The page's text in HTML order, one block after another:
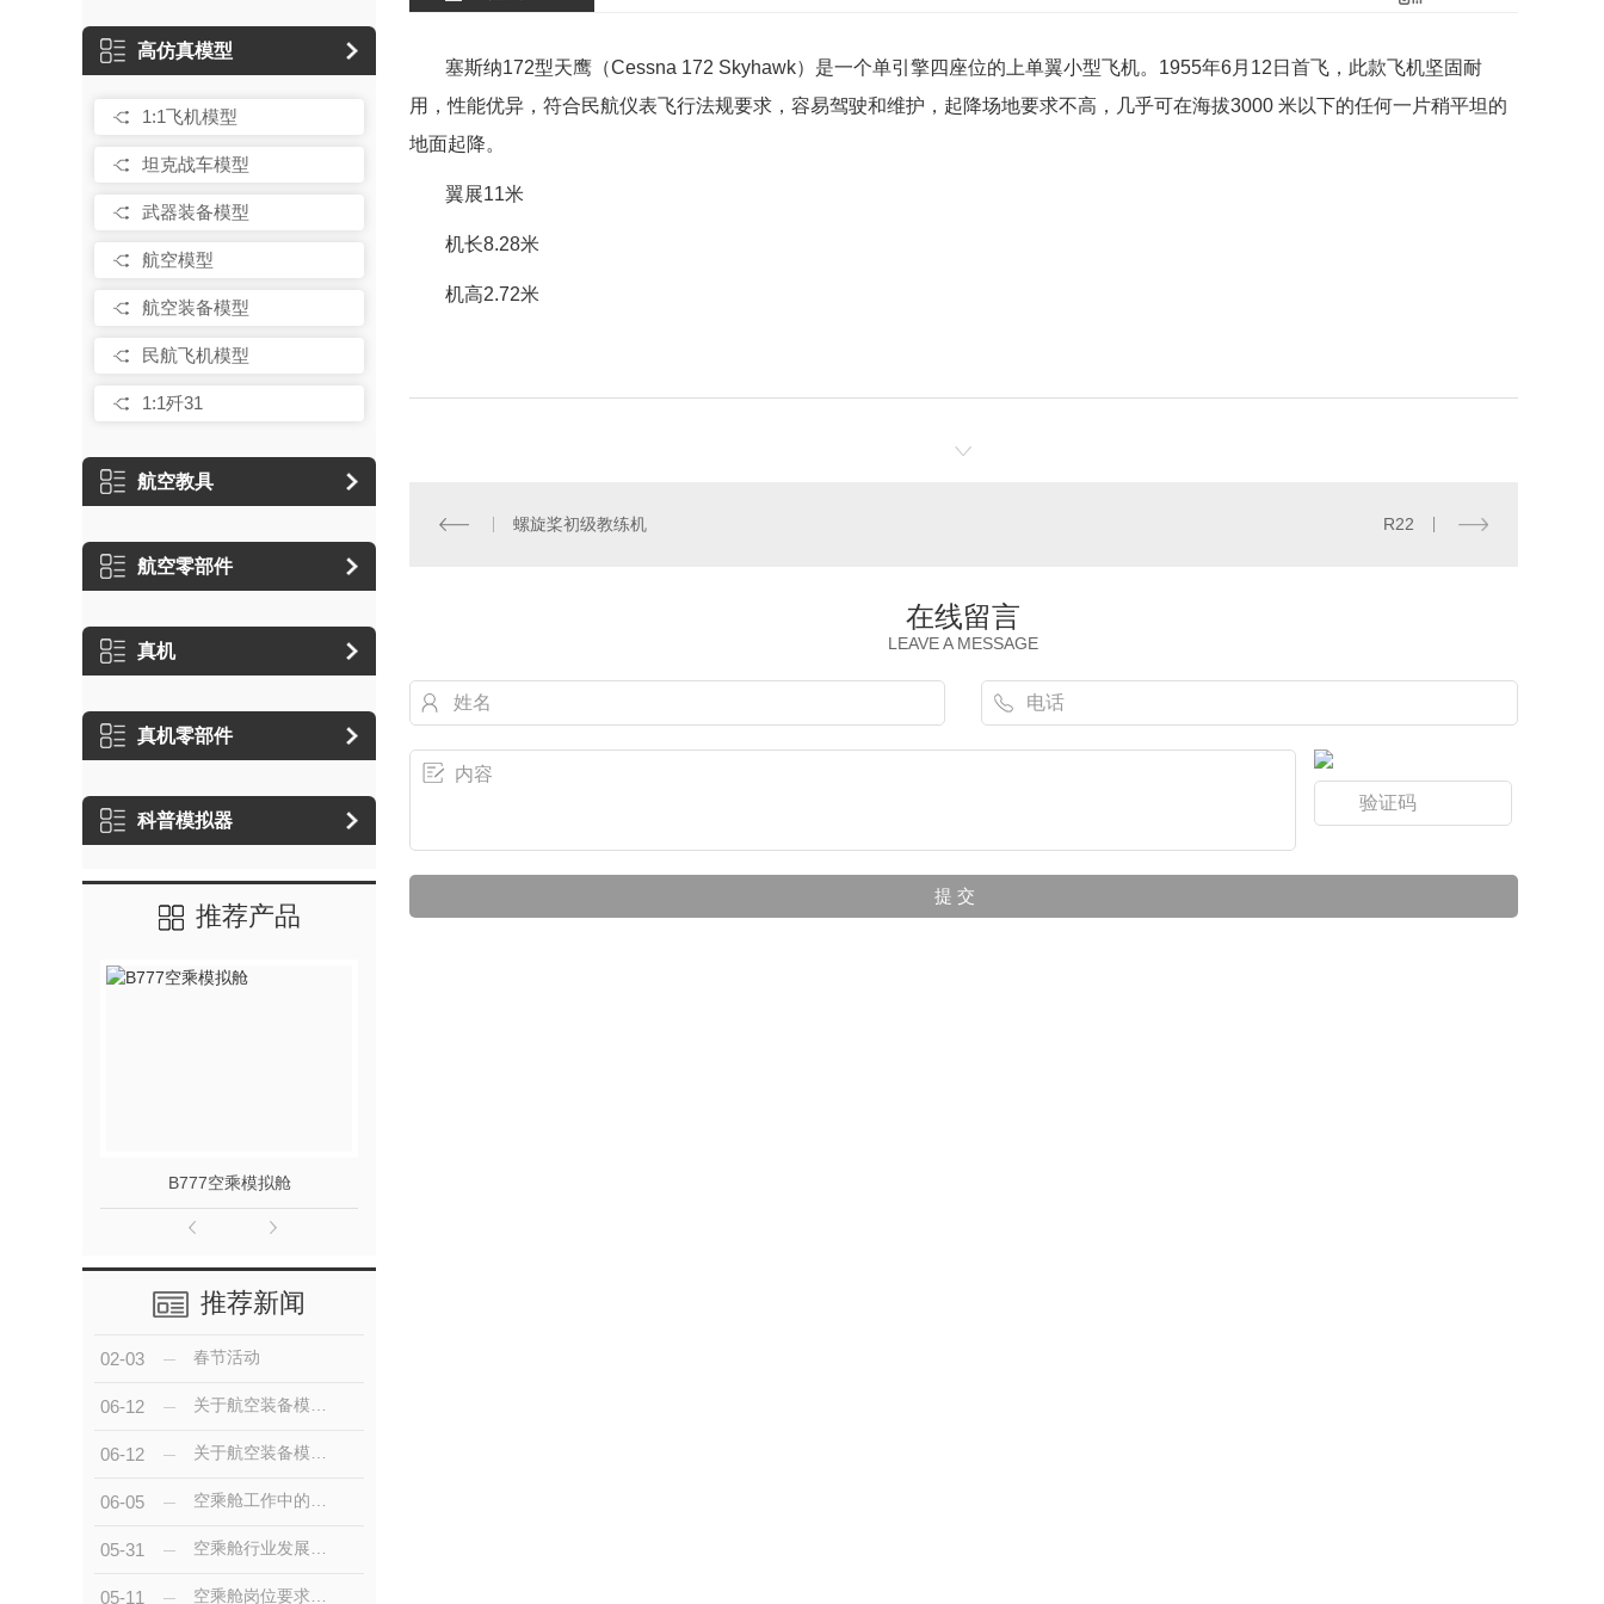
高仿真模型
1:1飞机模型
坦克战车模型
武器装备模型
航空模型
航空装备模型
民航飞机模型
1:1歼31
航空教具
航空零部件
真机
真机零部件
科普模拟器
推荐产品
B777空乘模拟舱
推荐新闻
02-03 春节活动
06-12
06-12
06-05
05-31
05-11
塞斯纳172型天鹰（Cessna 172 Skyhawk）是一个单引擎四座位的上单翼小型飞机。1955年6月12日首飞，此款飞机坚固耐
用，性能优异，符合民航仪表飞行法规要求，容易驾驶和维护，起降场地要求不高，几乎可在海拔3000 米以下的任何一片稍平坦的
地面起降。
翼展11米
机长8.28米
机高2.72米
螺旋桨初级教练机 R22
在线留言
LEAVE A MESSAGE